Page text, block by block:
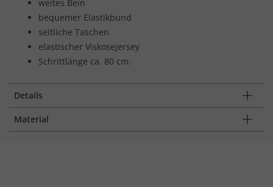
weites Bein
bequemer Elastikbund
seitliche Taschen
elastischer Viskosejersey
Schrittlänge ca. 80 cm.
Details
Material